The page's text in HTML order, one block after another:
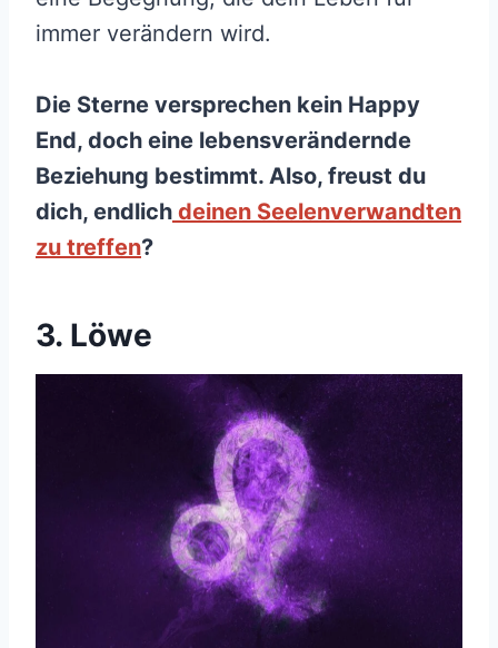
immer verändern wird.
Die Sterne versprechen kein Happy
End, doch eine lebensverändernde
Beziehung bestimmt. Also, freust du
dich, endlich deinen Seelenverwandten
zu treffen?
3. Löwe